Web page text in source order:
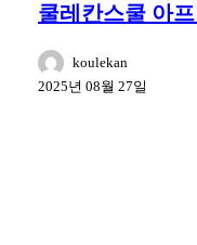
쿨레칸스쿨 아
koulekan
2025년 08월 27일